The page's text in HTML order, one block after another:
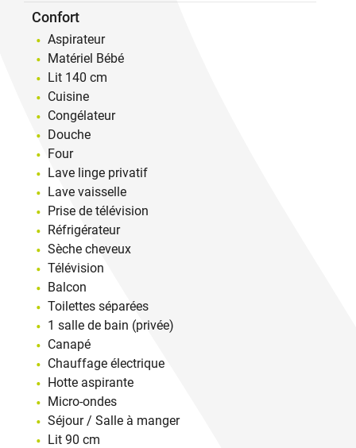
Confort
Aspirateur
Matériel Bébé
Lit 140 cm
Cuisine
Congélateur
Douche
Four
Lave linge privatif
Lave vaisselle
Prise de télévision
Réfrigérateur
Sèche cheveux
Télévision
Balcon
Toilettes séparées
1 salle de bain (privée)
Canapé
Chauffage électrique
Hotte aspirante
Micro-ondes
Séjour / Salle à manger
Lit 90 cm